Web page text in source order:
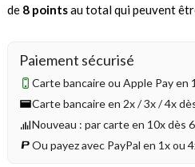
de 8 pointsau total qui peuvent
Paiement sécurisé
Carte bancaire ou Apple Pay en
Carte bancaire en 2x / 3x / 4x
Nouveau : par carte en 10x dès
Ou payez avec PayPal en 1x ou